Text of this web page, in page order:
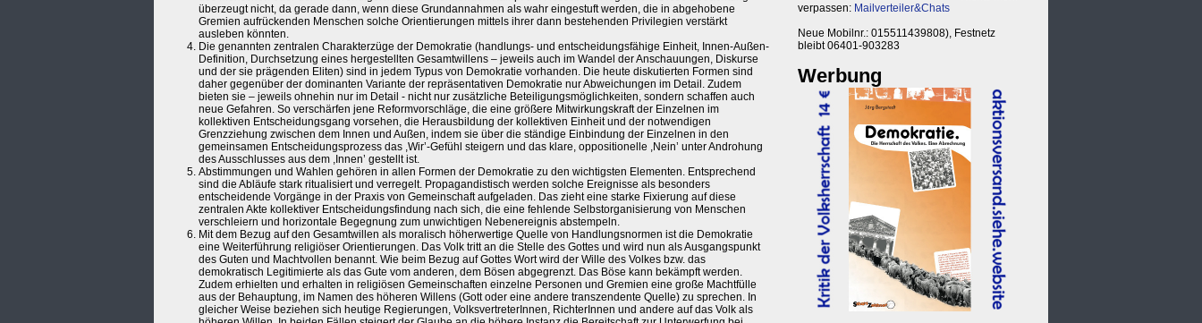
überzeugt nicht, da gerade dann, wenn diese Grundannahmen als wahr eingestuft werden, die in abgehobene
Gremien aufrückenden Menschen solche Orientierungen mittels ihrer dann bestehenden Privilegien verstärkt
ausleben könnten.
Die genannten zentralen Charakterzüge der Demokratie (handlungs- und entscheidungsfähige Einheit, Innen-Außen-
Definition, Durchsetzung eines hergestellten Gesamtwillens – jeweils auch im Wandel der Anschauungen, Diskurse
und der sie prägenden Eliten) sind in jedem Typus von Demokratie vorhanden. Die heute diskutierten Formen sind
daher gegenüber der dominanten Variante der repräsentativen Demokratie nur Abweichungen im Detail. Zudem
bieten sie – jeweils ohnehin nur im Detail - nicht nur zusätzliche Beteiligungsmöglichkeiten, sondern schaffen auch
neue Gefahren. So verschärfen jene Reformvorschläge, die eine größere Mitwirkungskraft der Einzelnen im
kollektiven Entscheidungsgang vorsehen, die Herausbildung der kollektiven Einheit und der notwendigen
Grenzziehung zwischen dem Innen und Außen, indem sie über die ständige Einbindung der Einzelnen in den
gemeinsamen Entscheidungsprozess das ,Wir’-Gefühl steigern und das klare, oppositionelle ,Nein’ unter Androhung
des Ausschlusses aus dem ,Innen’ gestellt ist.
Abstimmungen und Wahlen gehören in allen Formen der Demokratie zu den wichtigsten Elementen. Entsprechend
sind die Abläufe stark ritualisiert und verregelt. Propagandistisch werden solche Ereignisse als besonders
entscheidende Vorgänge in der Praxis von Gemeinschaft aufgeladen. Das zieht eine starke Fixierung auf diese
zentralen Akte kollektiver Entscheidungsfindung nach sich, die eine fehlende Selbstorganisierung von Menschen
verschleiern und horizontale Begegnung zum unwichtigen Nebenereignis abstempeln.
Mit dem Bezug auf den Gesamtwillen als moralisch höherwertige Quelle von Handlungsnormen ist die Demokratie
eine Weiterführung religiöser Orientierungen. Das Volk tritt an die Stelle des Gottes und wird nun als Ausgangspunkt
des Guten und Machtvollen benannt. Wie beim Bezug auf Gottes Wort wird der Wille des Volkes bzw. das
demokratisch Legitimierte als das Gute vom anderen, dem Bösen abgegrenzt. Das Böse kann bekämpft werden.
Zudem erhielten und erhalten in religiösen Gemeinschaften einzelne Personen und Gremien eine große Machtfülle
aus der Behauptung, im Namen des höheren Willens (Gott oder eine andere transzendente Quelle) zu sprechen. In
gleicher Weise beziehen sich heutige Regierungen, VolksvertreterInnen, RichterInnen und andere auf das Volk als
verpassen: Mailverteiler&Chats
Neue Mobilnr.: 015511439808), Festnetz
bleibt 06401-903283
Werbung